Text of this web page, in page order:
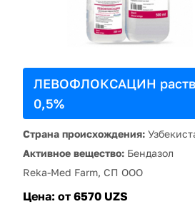
ЛЕВОФЛОКСАЦИН
0,5%
Страна происхождения:
Активное вещество: Бендазол
Reka-Med Farm, СП ООО
Цена: от 6570 UZS